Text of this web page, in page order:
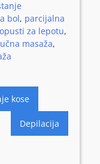
bol, parcijalna
za lepotu,
masaža,
kose
Depilacija